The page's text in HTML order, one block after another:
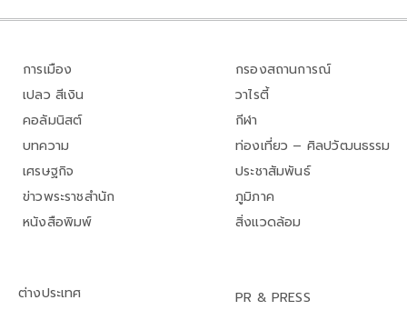
การเมือง
เปลว สีเงิน
คอลัมนิสต์
บทความ
เศรษฐกิจ
ข่าวพระราชสำนัก
หนังสือพิมพ์
กรองสถานการณ์
วาไรตี้
กีฬา
ท่องเที่ยว – ศิลปวัฒนธรรม
ประชาสัมพันธ์
ภูมิภาค
สิ่งแวดล้อม
ต่างประเทศ
PR & PRESS